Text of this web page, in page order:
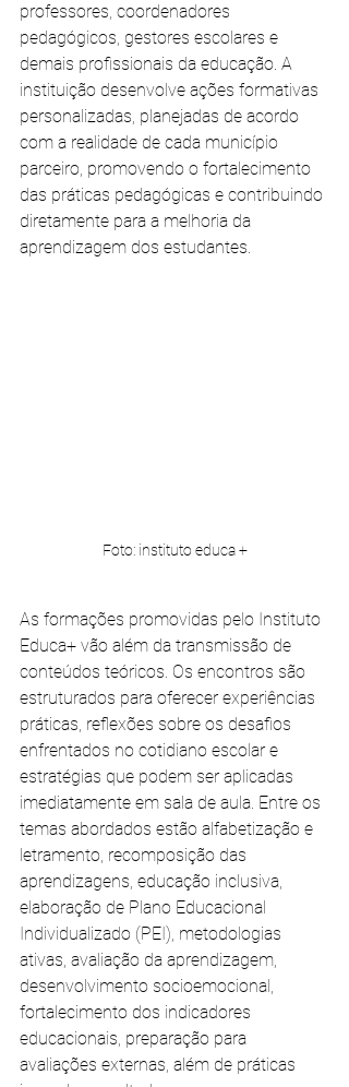
professores, coordenadores
pedagógicos, gestores escolares e
demais profissionais da educação. A
instituição desenvolve ações formativas
personalizadas, planejadas de acordo
com a realidade de cada município
parceiro, promovendo o fortalecimento
das práticas pedagógicas e contribuindo
diretamente para a melhoria da
aprendizagem dos estudantes.
Foto: instituto educa +
As formações promovidas pelo Instituto
Educa+ vão além da transmissão de
conteúdos teóricos. Os encontros são
estruturados para oferecer experiências
práticas, reflexões sobre os desafios
enfrentados no cotidiano escolar e
estratégias que podem ser aplicadas
imediatamente em sala de aula. Entre os
temas abordados estão alfabetização e
letramento, recomposição das
aprendizagens, educação inclusiva,
elaboração de Plano Educacional
Individualizado (PEI), metodologias
ativas, avaliação da aprendizagem,
desenvolvimento socioemocional,
fortalecimento dos indicadores
educacionais, preparação para
avaliações externas, além de práticas